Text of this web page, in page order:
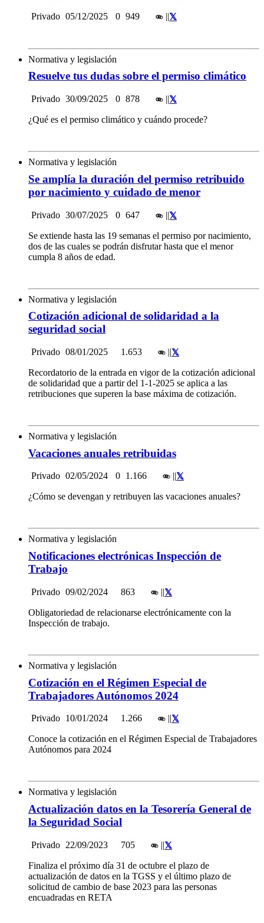
Privado 05/12/2025 0 949 ||
Normativa y legislación
Resuelve tus dudas sobre el permiso climático
Privado 30/09/2025 0 878 ||
¿Qué es el permiso climático y cuándo procede?
Normativa y legislación
Se amplía la duración del permiso retribuido
por nacimiento y cuidado de menor
Privado 30/07/2025 0 647 ||
Se extiende hasta las 19 semanas el permiso por nacimiento,
dos de las cuales se podrán disfrutar hasta que el menor
cumpla 8 años de edad.
Normativa y legislación
Cotización adicional de solidaridad a la
seguridad social
Privado 08/01/2025 1.653 ||
Recordatorio de la entrada en vigor de la cotización adicional
de solidaridad que a partir del 1-1-2025 se aplica a las
retribuciones que superen la base máxima de cotización.
Normativa y legislación
Vacaciones anuales retribuidas
Privado 02/05/2024 0 1.166 ||
¿Cómo se devengan y retribuyen las vacaciones anuales?
Normativa y legislación
Notificaciones electrónicas Inspección de
Trabajo
Privado 09/02/2024 863 ||
Obligatoriedad de relacionarse electrónicamente con la
Inspección de trabajo.
Normativa y legislación
Cotización en el Régimen Especial de
Trabajadores Autónomos 2024
Privado 10/01/2024 1.266 ||
Conoce la cotización en el Régimen Especial de Trabajadores
Autónomos para 2024
Normativa y legislación
Actualización datos en la Tesorería General de
la Seguridad Social
Privado 22/09/2023 705 ||
Finaliza el próximo día 31 de octubre el plazo de
actualización de datos en la TGSS y el último plazo de
solicitud de cambio de base 2023 para las personas
encuadradas en RETA